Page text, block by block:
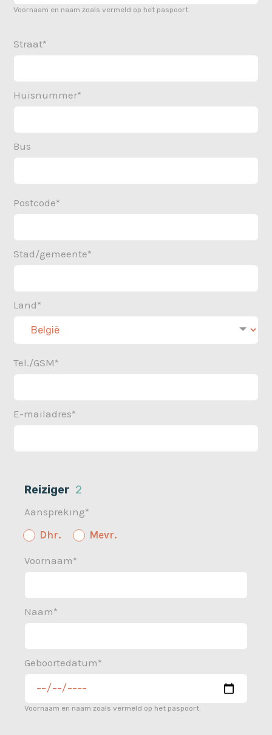
Voornaam en naam zoals vermeld op het paspoort.
Straat*
Huisnummer*
Bus
Postcode*
Stad/gemeente*
Land*
Tel./GSM*
E-mailadres*
Reiziger 2
Aanspreking*
Dhr.
Mevr.
Voornaam*
Naam*
Geboortedatum*
Voornaam en naam zoals vermeld op het paspoort.